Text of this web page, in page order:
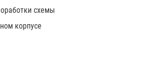
схемы
корпусе